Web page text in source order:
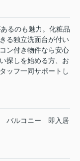
るのも魅力。化粧品
る独立洗面台が付い
ン付き物件なら安心
探しを始める方、お
ッフ一同サポートし
バルコニー
即入居